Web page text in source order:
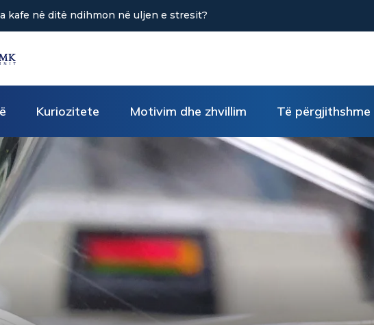
GJËRAT QË DUHET PASUR KUJDES
GJATË KORIGJIMIT TË GABIMIT (Pjesa e
Kuriozitete Motivim dhe zhvillim Të përgjithshme